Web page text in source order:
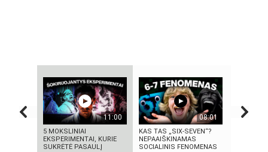
11:00
5 MOKSLINIAI
EKSPERIMENTAI, KURIE
SUKRĖTĖ PASAULĮ
08:01
KAS TAS „SIX-SEVEN“?
NEPAAIŠKINAMAS
SOCIALINIS FENOMENAS